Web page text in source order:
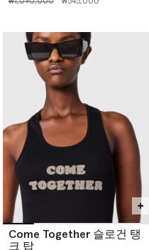
Come Together 슬로건 탱
크 탑